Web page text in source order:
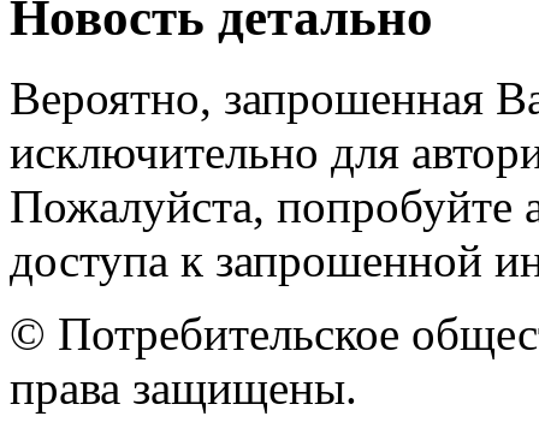
Новость детально
Вероятно, запрошенная
исключительно для
Пожалуйста, попробуйте
доступа к запрошенной
© Потребительское
права защищены.